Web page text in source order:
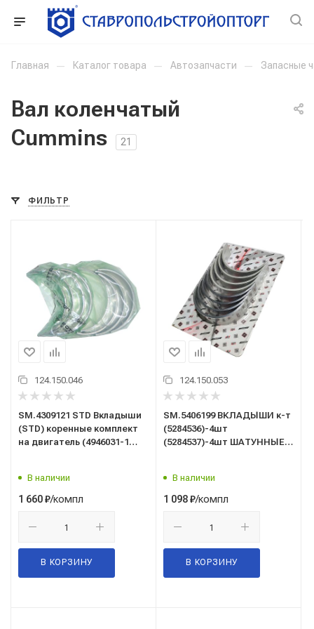
Главная — Каталог товара — Автозапчасти — Запасные
Вал коленчатый
Cummins
21
ФИЛЬТР
124.150.046
SM.4309121 STD Вкладыши
(STD) коренные комплект
на двигатель (4946031-1
В наличии
1 660₽/компл
В КОРЗИНУ
124.150.053
SM.5406199 ВКЛАДЫШИ к-т
(5284536)-4шт
(5284537)-4шт ШАТУННЫЕ
Cummins ISF 2.8/8шт/
В наличии
1 098₽/компл
В КОРЗИНУ